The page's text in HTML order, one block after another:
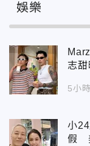
娛樂
志甜
5小
小
假